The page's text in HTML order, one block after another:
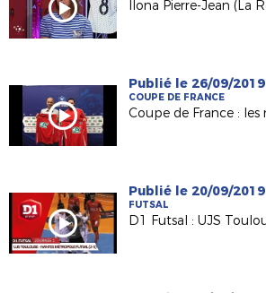
Publié le 26/09/2019
COUPE DE FRANCE
Publié le 20/09/2019
FUTSAL